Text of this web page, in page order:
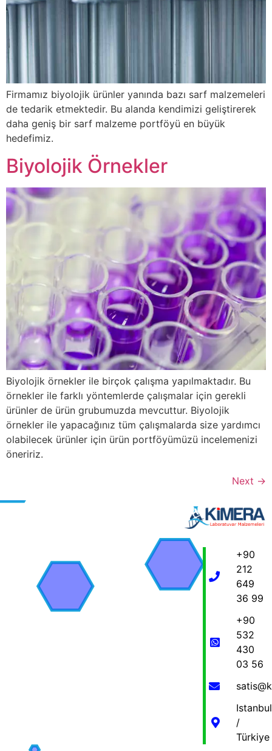
Firmamız biyolojik ürünler yanında bazı sarf malzemeleri
de tedarik etmektedir. Bu alanda kendimizi geliştirerek
daha geniş bir sarf malzeme portföyü en büyük
hedefimiz.
Biyolojik Örnekler
Biyolojik örnekler ile birçok çalışma yapılmaktadır. Bu
örnekler ile farklı yöntemlerde çalışmalar için gerekli
ürünler de ürün grubumuzda mevcuttur. Biyolojik
örnekler ile yapacağınız tüm çalışmalarda size yardımcı
olabilecek ürünler için ürün portföyümüzü incelemenizi
öneririz.
Next →
+90
212
649
36 99
+90
532
430
03 56
Istanbul
/
Türkiye